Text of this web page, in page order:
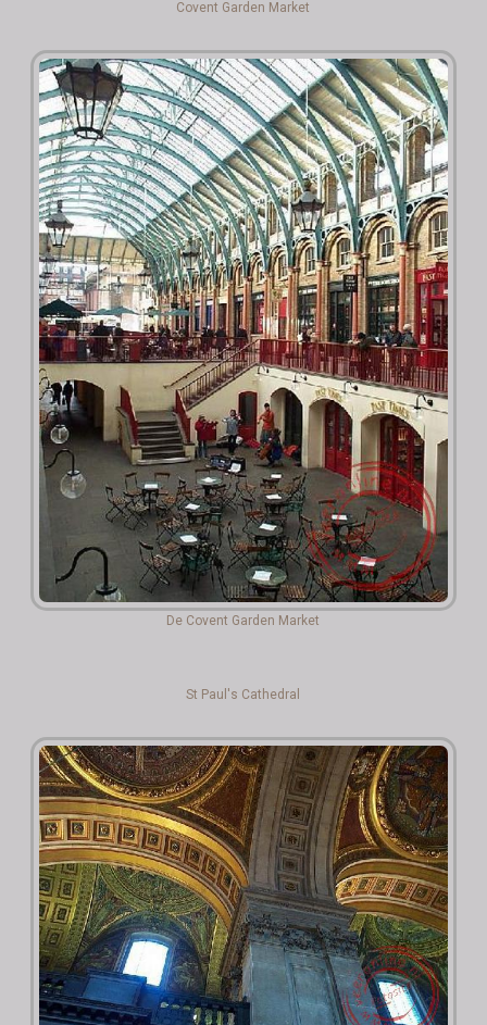
Covent Garden Market
De Covent Garden Market
St Paul's Cathedral